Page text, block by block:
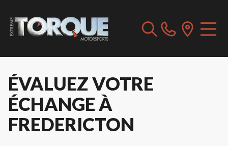
ÉVALUEZ VOTRE
ÉCHANGE À
FREDERICTON